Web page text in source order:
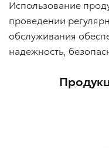
Использование
проведении
обслуживания
надежность,